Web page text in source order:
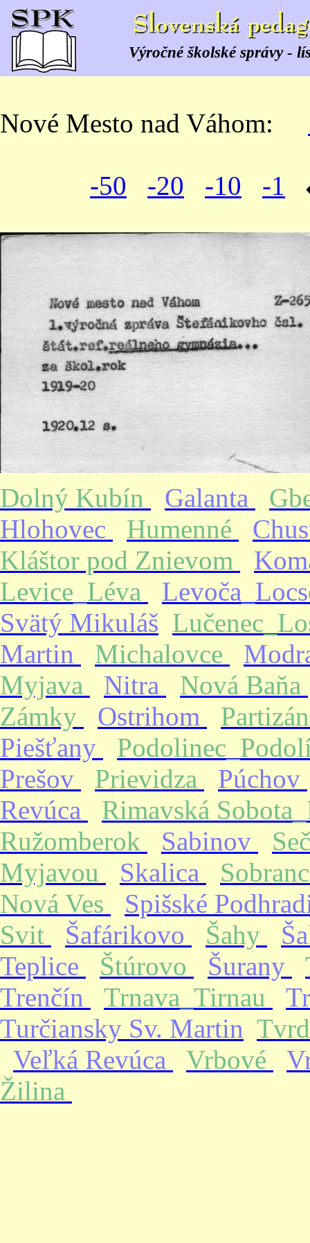
Výročné školské správy -
Nové Mesto nad Váhom:
-50 -20 -10 -1
Dolný Kubín Galanta
Hlohovec
Humenné
Kláštor pod Znievom
Levice_Léva
Svätý Mikuláš
Martin
Michalovce
Myjava
Nitra
Nová Baňa
Zámky
Ostrihom
Piešťany
Prešov
Prievidza
Púchov
Revúca
Rimavská
Ružomberok
Sabinov
Myjavou
Skalica
Nová Ves
Spišské
Svit
Šafárikovo Šahy
Teplice
Štúrovo Šurany
Trenčín
Trnava_Tirnau
Turčiansky Sv. Martin
Veľká Revúca
Vrbové
Žilina